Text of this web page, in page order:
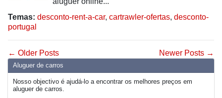
Aluguer de carros
Nosso objectivo é ajudá-lo a encontrar os melhores preços em
aluguer de carros.
Temas: desconto-rent-a-car, cartrawler-ofertas, desconto-
portugal
← Older Posts Newer Posts →